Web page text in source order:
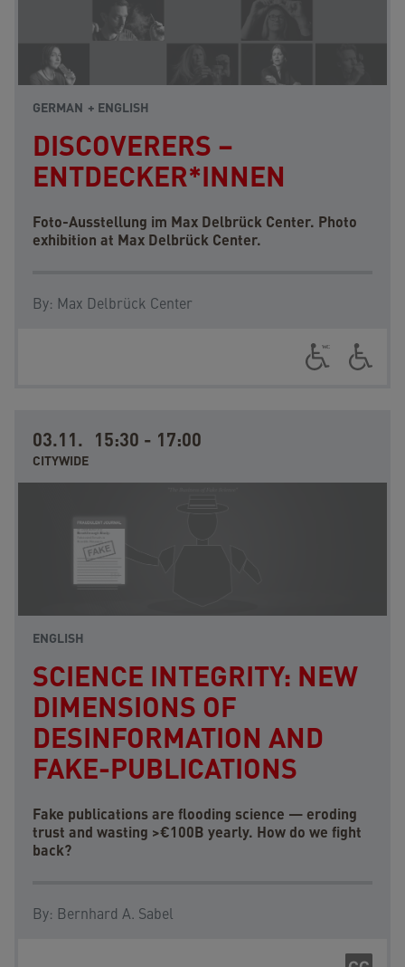
GERMAN ENGLISH
DISCOVERERS –
ENTDECKER*INNEN
Foto-Ausstellung im Max Delbrück Center. Photo
exhibition at Max Delbrück Center.
By: Max Delbrück Center
03.11. 15:30 - 17:00
CITYWIDE
ENGLISH
SCIENCE INTEGRITY: NEW
DIMENSIONS OF
DESINFORMATION AND
FAKE-PUBLICATIONS
Fake publications are flooding science — eroding
trust and wasting >€100B yearly. How do we fight
back?
By: Bernhard A. Sabel